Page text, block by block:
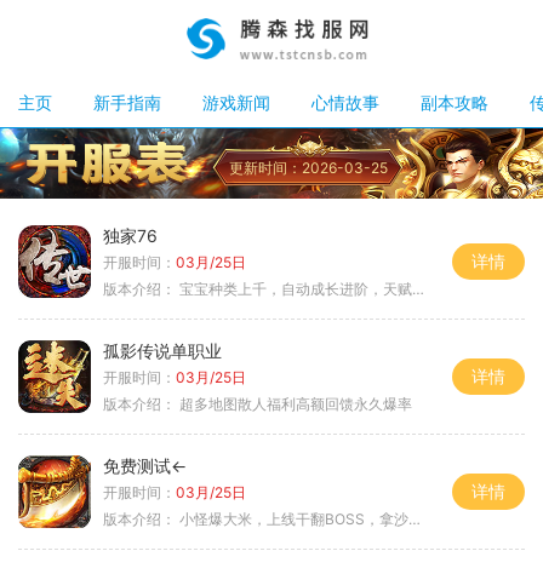
主页 新手指南 游戏新闻 心情故事 副本攻略
更新时间：2026-03-25
独家76
开服时间： 03月/25日
版本介绍： 宝宝种类上千，自动成长进阶，天赋培养
详情
孤影传说单职业
开服时间： 03月/25日
版本介绍： 超多地图散人福利高额回馈永久爆率
详情
免费测试←
开服时间： 03月/25日
版本介绍： 小怪爆大米，上线干翻BOSS，拿沙大奖
详情